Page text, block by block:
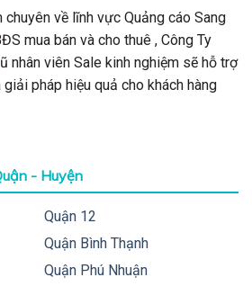
về lĩnh vực Quảng cáo Sang
mua bán và cho thuê , Công Ty
nhân viên Sale kinh nghiệm sẽ hỗ trợ
pháp hiệu quả cho khách hàng
- Huyện
Quận 12
Quận Bình Thạnh
Quận Phú Nhuận